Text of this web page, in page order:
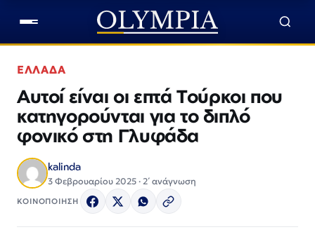
ΕΛΛΑΔΑ
Αυτοί είναι οι επτά Τούρκοι που
κατηγορούνται για το διπλό
φονικό στη Γλυφάδα
kalinda
3 Φεβρουαρίου 2025 · 2΄ ανάγνωση
ΚΟΙΝΟΠΟΙΗΣΗ